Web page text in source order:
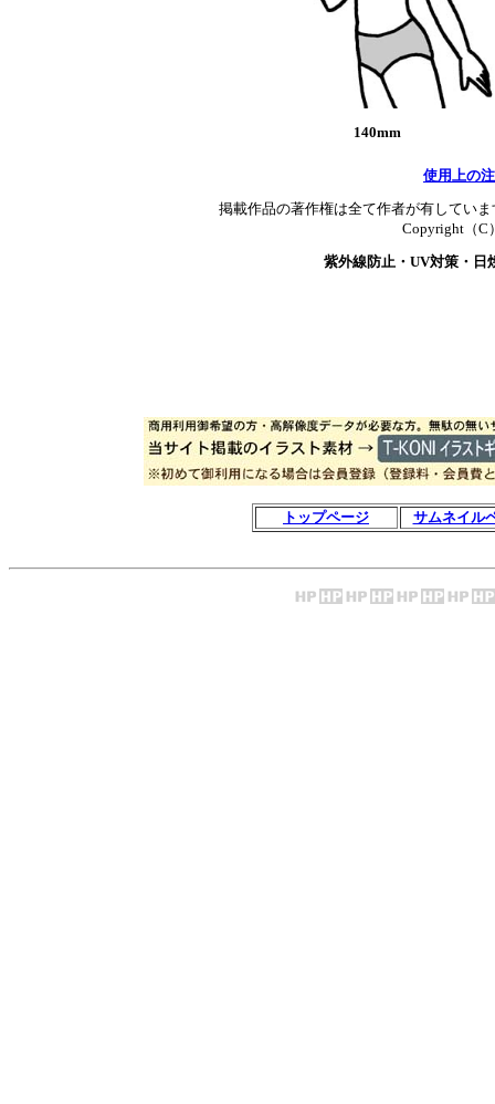
140mm
使用上の
掲載作品の著作権は全て作者が有してい
Copyright（C
紫外線防止・UV対策・日
トップページ サムネイル